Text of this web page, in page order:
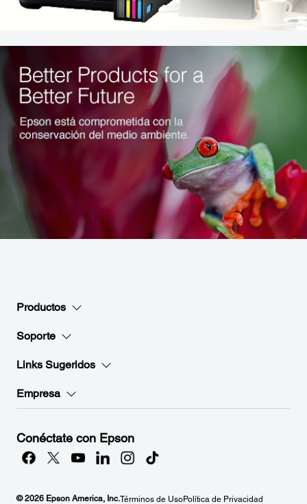
Productos
Soporte
Links Sugeridos
Empresa
Conéctate con Epson
© 2026 Epson America, Inc.Términos de UsoPolítica de Privacidad